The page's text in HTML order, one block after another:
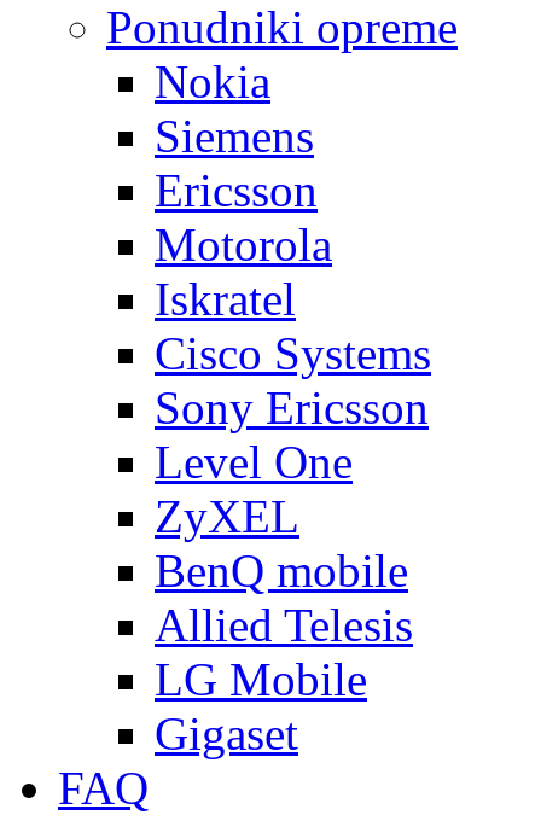
Ponudniki opreme
Nokia
Siemens
Ericsson
Motorola
Iskratel
Cisco Systems
Sony Ericsson
Level One
ZyXEL
BenQ mobile
Allied Telesis
LG Mobile
Gigaset
FAQ